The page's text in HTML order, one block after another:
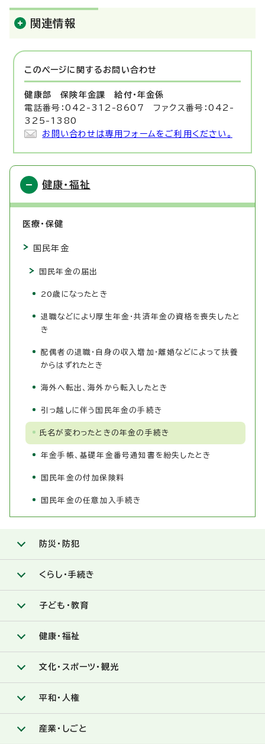
関連情報
このページに関する お問い合わせ
健康部 保険年金課 給付・年金係
電話番号：042-312-8607 ファクス番号：042-
325-1380
お問い合わせは専用フォームをご利用ください。
健康・福祉
医療・保健
国民年金
国民年金の届出
20歳になったとき
退職などにより厚生年金・共済年金の資格を喪失したと
き
配偶者の退職・自身の収入増加・離婚などによって扶養
からはずれたとき
海外へ転出、海外から転入したとき
引っ越しに伴う国民年金の手続き
氏名が変わったときの年金の手続き
年金手帳、基礎年金番号通知書を紛失したとき
国民年金の付加保険料
国民年金の任意加入手続き
防災・防犯
くらし・手続き
子ども・教育
健康・福祉
文化・スポーツ・観光
平和・人権
産業・しごと